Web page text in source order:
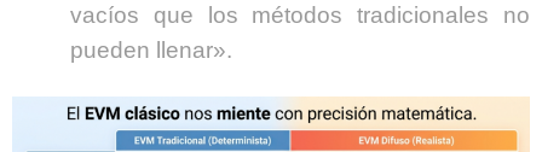
vacíos que los métodos tradicionales no
pueden llenar».